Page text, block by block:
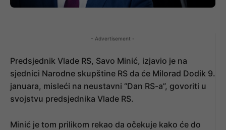
- Advertisement -
Predsjednik Vlade RS, Savo Minić, izjavio je na
sjednici Narodne skupštine RS da će Milorad Dodik 9.
januara, misleći na neustavni “Dan RS-a”, govoriti u
svojstvu predsjednika Vlade RS.
Minić je tom prilikom rekao da očekuje kako će do